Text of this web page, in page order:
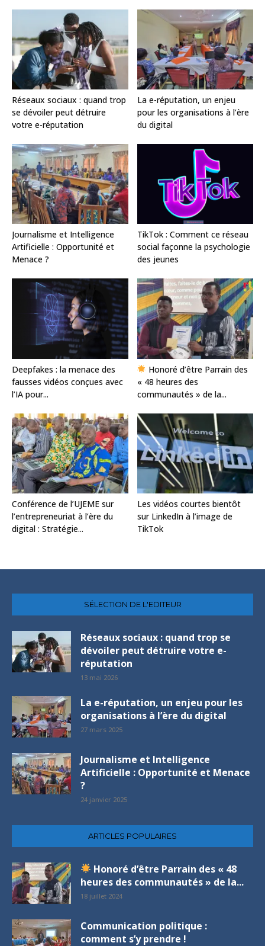
Réseaux sociaux : quand trop
se dévoiler peut détruire
votre e-réputation
La e-réputation, un enjeu
pour les organisations à l’ère
du digital
Journalisme et Intelligence
Artificielle : Opportunité et
Menace ?
TikTok : Comment ce réseau
social façonne la psychologie
des jeunes
Deepfakes : la menace des
fausses vidéos conçues avec
l’IA pour...
Honoré d’être Parrain des
« 48 heures des
communautés » de la...
Conférence de l’UJEME sur
l’entrepreneuriat à l’ère du
digital : Stratégie...
Les vidéos courtes bientôt
sur LinkedIn à l’image de
TikTok
SÉLECTION DE L'EDITEUR
Réseaux sociaux : quand trop se
dévoiler peut détruire votre e-
réputation
13 mai 2026
La e-réputation, un enjeu pour les
organisations à l’ère du digital
27 mars 2025
Journalisme et Intelligence
Artificielle : Opportunité et Menace
?
24 janvier 2025
ARTICLES POPULAIRES
Honoré d’être Parrain des « 48
heures des communautés » de la...
18 juillet 2024
Communication politique :
comment s’y prendre !